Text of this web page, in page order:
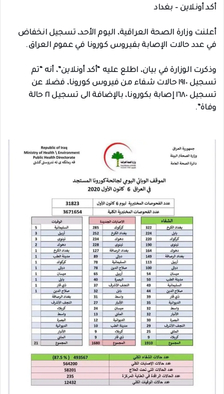
أكد أونلاين – بغداد
أعلنت وزارة الصحة العراقية، اليوم الأحد، تسجيل انخفاض
في عدد حالات الإصابة بفيروس كورونا في عموم العراق.
وذكرت الوزارة في بيان، اطلع عليه “أكد أونلاين”، أنه “تم
تسجيل ١٩١٠ حالات شفاء من فيروس كورونا، فضلا عن
تسجيل ١٦٨٠ إصابة بكورونا، بالإضافة الى تسجيل ٢١ حالة
وفاة”.